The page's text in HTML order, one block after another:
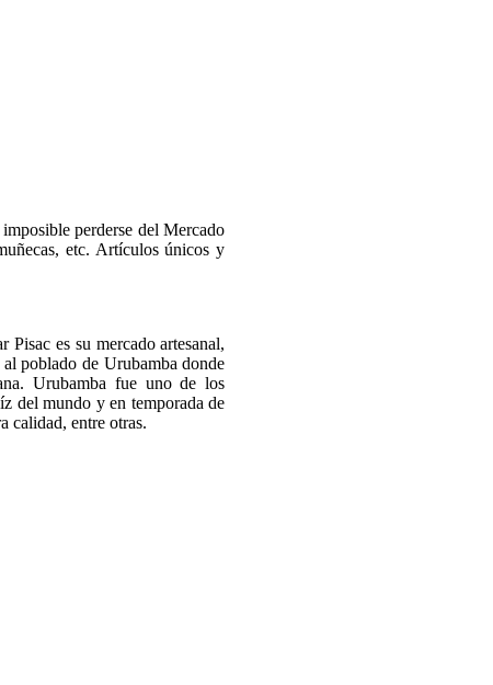
perderse del Mercado
etc. Artículos únicos y
es su mercado artesanal,
poblado de Urubamba donde
Urubamba fue uno de los
del mundo y en temporada de
calidad, entre otras.